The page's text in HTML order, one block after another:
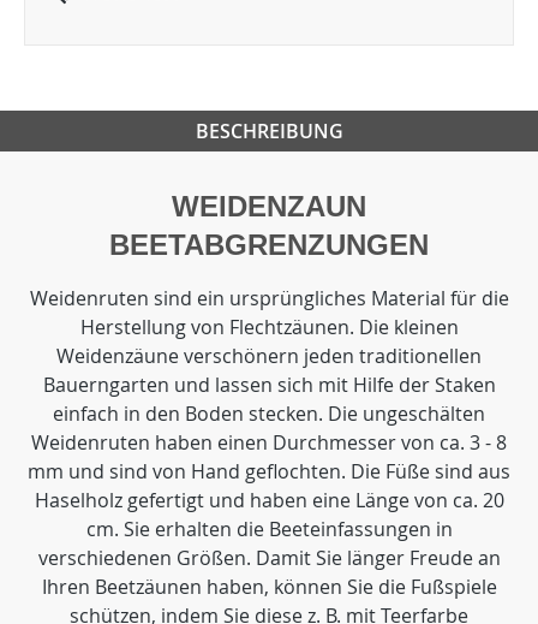
BESCHREIBUNG
WEIDENZAUN
BEETABGRENZUNGEN
Weidenruten sind ein ursprüngliches Material für die
Herstellung von Flechtzäunen. Die kleinen
Weidenzäune verschönern jeden traditionellen
Bauerngarten und lassen sich mit Hilfe der Staken
einfach in den Boden stecken. Die ungeschälten
Weidenruten haben einen Durchmesser von ca. 3 - 8
mm und sind von Hand geflochten. Die Füße sind aus
Haselholz gefertigt und haben eine Länge von ca. 20
cm. Sie erhalten die Beeteinfassungen in
verschiedenen Größen. Damit Sie länger Freude an
Ihren Beetzäunen haben, können Sie die Fußspiele
schützen, indem Sie diese z. B. mit Teerfarbe